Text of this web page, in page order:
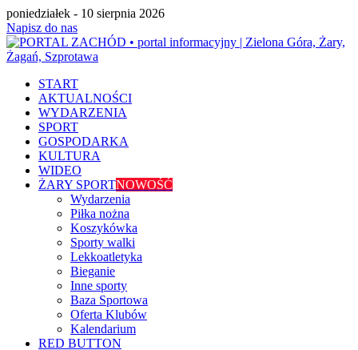
poniedziałek - 10 sierpnia 2026
Napisz do nas
START
AKTUALNOŚCI
WYDARZENIA
SPORT
GOSPODARKA
KULTURA
WIDEO
ŻARY SPORTNOWOŚĆ
Wydarzenia
Piłka nożna
Koszykówka
Sporty walki
Lekkoatletyka
Bieganie
Inne sporty
Baza Sportowa
Oferta Klubów
Kalendarium
RED BUTTON